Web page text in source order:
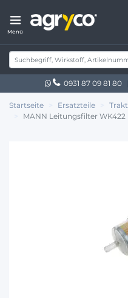
Menü
0931 87 09 81 80
Startseite Ersatzteile
MANN Leitungsfilter WK422